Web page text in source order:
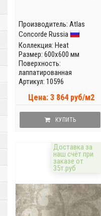
Производитель: Atlas
Concorde Russia
Коллекция: Heat
Размер: 600x600 мм
Поверхность:
лаппатированная
Артикул: 10596
Цена: 3 864 руб/м2
КУПИТЬ
Доставка за
наш счёт при
заказе от
35т.руб